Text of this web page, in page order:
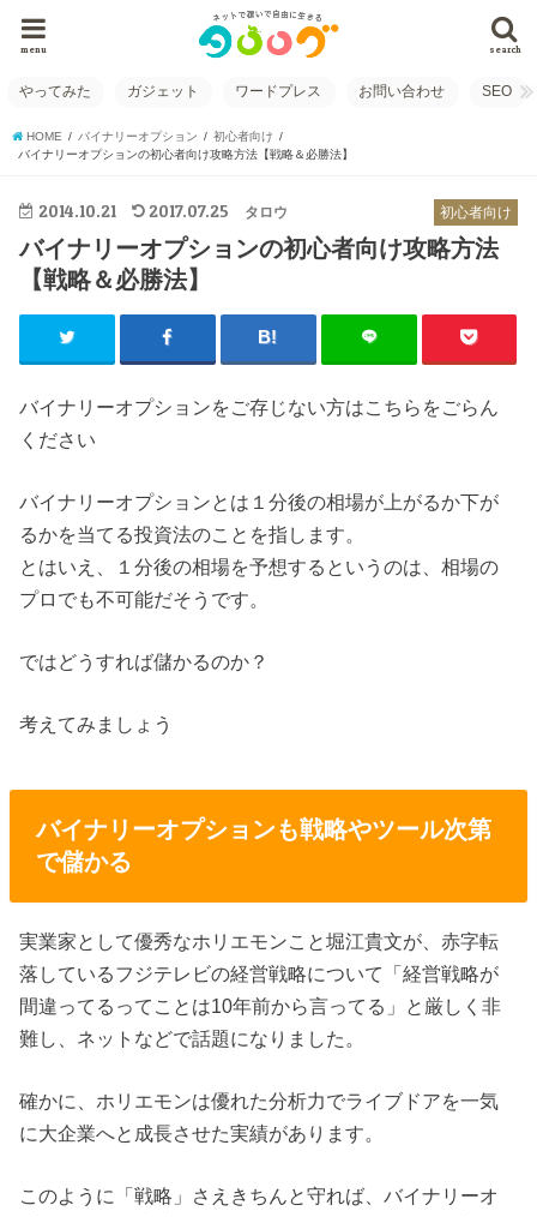
search
menu
やってみた ガジェット ワードプレス お問い合わせ SEO
HOME バイナリーオプション
初心者向け
バイナリーオプションの初心者向け攻略方法【戦略＆必勝法】
初心者向け
2014.10.21 2017.07.25 タロウ
バイナリーオプションの初心者向け攻略方法
【戦略＆必勝法】
バイナリーオプションをご存じない方はこちらをごらん
ください
バイナリーオプションとは１分後の相場が上がるか下が
るかを当てる投資法のことを指します。
とはいえ、１分後の相場を予想するというのは、相場の
プロでも不可能だそうです。
ではどうすれば儲かるのか？
考えてみましょう
バイナリーオプションも戦略やツール次第
で儲かる
実業家として優秀なホリエモンこと堀江貴文が、赤字転
落しているフジテレビの経営戦略について「経営戦略が
間違ってるってことは10年前から言ってる」と厳しく非
難し、ネットなどで話題になりました。
確かに、ホリエモンは優れた分析力でライブドアを一気
に大企業へと成長させた実績があります。
このように「戦略」さえきちんと守れば、バイナリーオ